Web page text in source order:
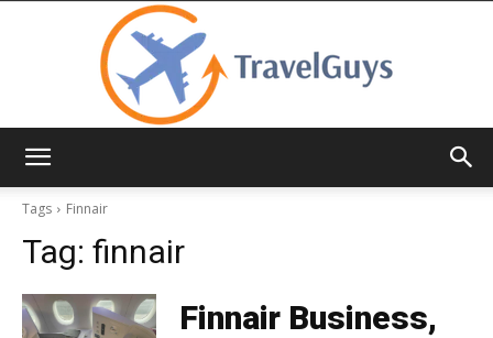
Tags
Finnair
Tag: finnair
Finnair Business,